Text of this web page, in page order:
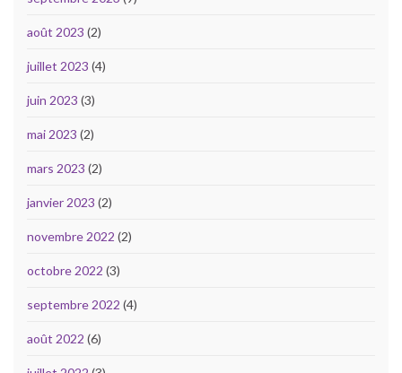
août 2023 (2)
juillet 2023 (4)
juin 2023 (3)
mai 2023 (2)
mars 2023 (2)
janvier 2023 (2)
novembre 2022 (2)
octobre 2022 (3)
septembre 2022 (4)
août 2022 (6)